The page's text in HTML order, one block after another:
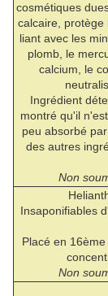
cosmétiques
calcaire, protège
liant avec les
plomb, le
calcium, le
Ingrédient
montré qu'il
peu absorbé
des autres
Non
Insaponifiables
Placé en
Non